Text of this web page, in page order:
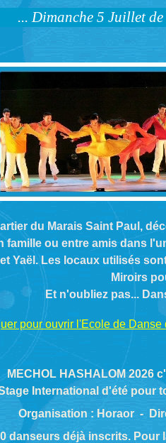
du Marais Saint Paul,
famille ou entre amis dans
Yaël. Les locaux utilisés
Miroirs
Et n'oubliez pas...
pour ouvrir l'Ecole de
MECHOL HASHALOM 2026
International d'été pour
Organisation : Horaor -
danseurs déjà inscrits.